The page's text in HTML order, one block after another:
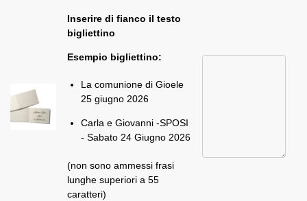
Inserire di fianco il testo
bigliettino
Esempio bigliettino:
La comunione di Gioele
25 giugno 2026
Carla e Giovanni -SPOSI
- Sabato 24 Giugno 2026
(non sono ammessi frasi
lunghe superiori a 55
caratteri)